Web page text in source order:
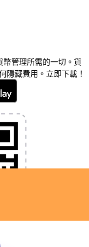
管理所需的一切。貨
隱藏費用。立即下載！